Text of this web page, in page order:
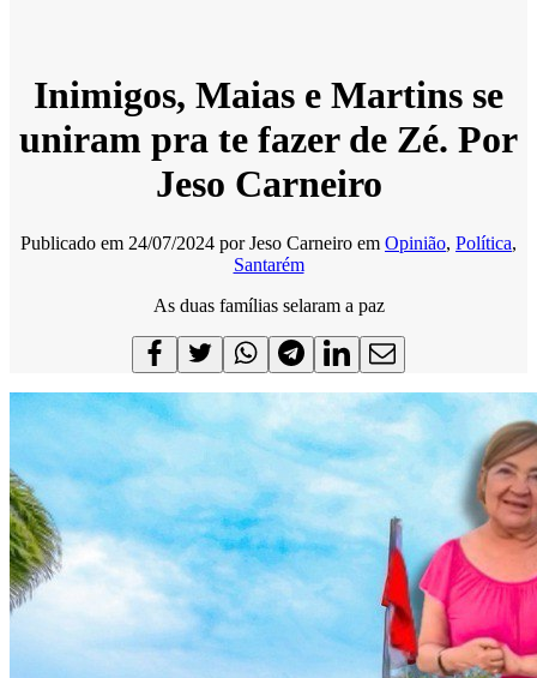
Inimigos, Maias e Martins se
uniram pra te fazer de Zé. Por
Jeso Carneiro
Publicado em 24/07/2024 porJeso Carneiro em Opinião, Política,
Santarém
As duas famílias selaram a paz